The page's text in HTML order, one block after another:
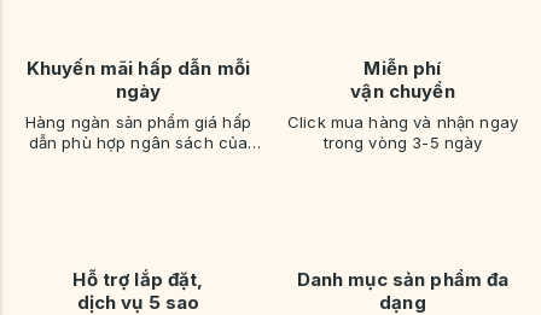
Khuyến mãi hấp dẫn mỗi
ngày
Hàng ngàn sản phẩm giá hấp
dẫn phù hợp ngân sách của
Miễn phí
vận chuyển
Click mua hàng và nhận ngay
trong vòng 3-5 ngày
Hỗ trợ lắp đặt,
dịch vụ 5 sao
Danh mục sản phẩm đa
dạng